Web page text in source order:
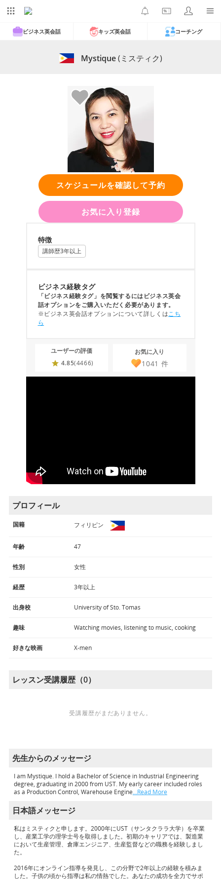
ビジネス英会話 キッズ英会話 コーチング
Mystique(ミスティク)
スケジュールを確認して予約
お気に入り登録
特徴
講師歴3年以上
ビジネス経験タグ
「ビジネス経験タグ」を閲覧するにはビジネス英会
話オプションをご購入いただく必要があります。
※ビジネス英会話オプションについて詳しくはこち
ら
ユーザーの評価
4.85(4466)
お気に入り
1041 件
プロフィール
国籍 フィリピン
年齢 47
性別 女性
経歴 3年以上
出身校 University of Sto. Tomas
趣味 Watching movies, listening to music, cooking
好きな映画 X-men
レッスン受講履歴（0）
受講履歴がまだありません。
先生からのメッセージ
I am Mystique. I hold a Bachelor of Science in Industrial Engineering
degree, graduating in 2000 from UST. My early career included roles
as a Production Control, Warehouse Engine…Read More
日本語メッセージ
私はミスティクと申します。2000年にUST（サンタクララ大学）を卒業
し、産業工学の理学士号を取得しました。初期のキャリアでは、製造業
において生産管理、倉庫エンジニア、生産監督などの職務を経験しまし
た。
2016年にオンライン指導を発見し、この分野で2年以上の経験を積みま
した。子供の頃から指導は私の情熱でした。あなたの成功を全力でサポ